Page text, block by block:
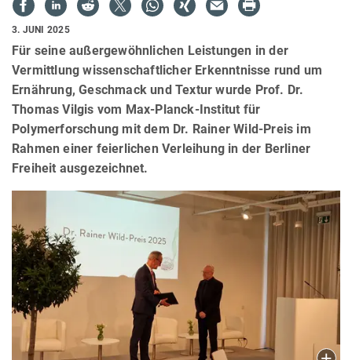
3. JUNI 2025
Für seine außergewöhnlichen Leistungen in der
Vermittlung wissenschaftlicher Erkenntnisse rund um
Ernährung, Geschmack und Textur wurde Prof. Dr.
Thomas Vilgis vom Max-Planck-Institut für
Polymerforschung mit dem Dr. Rainer Wild-Preis im
Rahmen einer feierlichen Verleihung in der Berliner
Freiheit ausgezeichnet.